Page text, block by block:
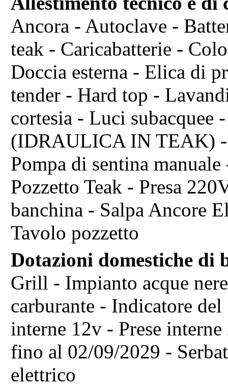
Ancora - Autoclave -
teak - Caricabatterie -
Doccia esterna - Elica di
tender - Hard top -
cortesia - Luci subacquee
(IDRAULICA IN TEAK) -
Pompa di sentina
Pozzetto Teak - Presa
banchina - Salpa Ancore
Tavolo pozzetto
Dotazioni domestiche di
Grill - Impianto acque
carburante - Indicatore
interne 12v - Prese
fino al 02/09/2029 -
elettrico